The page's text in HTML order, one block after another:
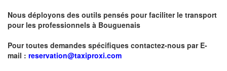
Nous déployons des outils pensés pour faciliter le transport
pour les professionnels à Bouguenais
Pour toutes demandes spécifiques contactez-nous par E-
mail : reservation@taxiproxi.com